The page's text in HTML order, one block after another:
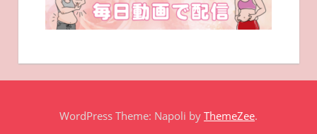
WordPress Theme: Napoli by ThemeZee.